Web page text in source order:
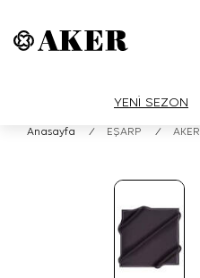
YENİ SEZON
Anasayfa / EŞARP / AKER